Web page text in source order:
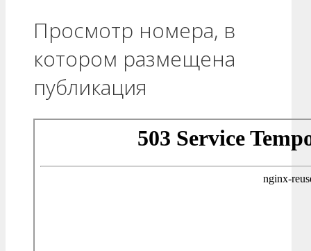
Просмотр номера, в
котором размещена
публикация